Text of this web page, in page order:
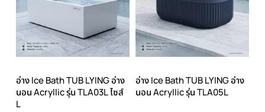
อ่าง Ice Bath TUB LYING อ่าง
นอน Acryllic รุ่น TLA03L ไซส์
L
อ่าง Ice Bath TUB LYING อ่าง
นอน Acryllic รุ่น TLA05L